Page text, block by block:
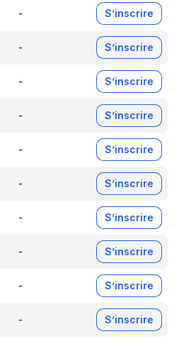
- S’inscrire
- S’inscrire
- S’inscrire
- S’inscrire
- S’inscrire
- S’inscrire
- S’inscrire
- S’inscrire
- S’inscrire
- S’inscrire